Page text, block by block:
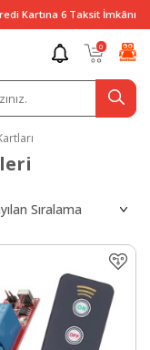
Kartına 6 Taksit İmkânı
0